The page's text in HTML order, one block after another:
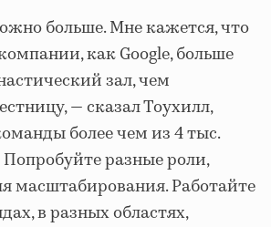
больше. Мне кажется, что
как Google, больше
зал, чем
— сказал Тоухилл,
более чем из 4 тыс.
разные роли,
масштабирования. Работайте
в разных областях,